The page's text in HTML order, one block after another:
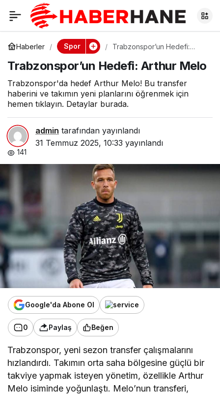
Haberler Spor
Trabzonspor’un Hedefi:
Trabzonspor’un Hedefi: Arthur Melo
Trabzonspor'da hedef Arthur Melo! Bu transfer
haberini ve takımın yeni planlarını öğrenmek için
hemen tıklayın. Detaylar burada.
admin tarafından yayınlandı
31 Temmuz 2025, 10:33 yayınlandı
141
Google'da Abone Ol
0 Paylaş Beğen
Trabzonspor, yeni sezon transfer çalışmalarını
hızlandırdı. Takımın orta saha bölgesine güçlü bir
takviye yapmak isteyen yönetim, özellikle Arthur
Melo isiminde yoğunlaştı. Melo’nun transferi,
Trabzonspor’un
Hedefi: Arthur Melo